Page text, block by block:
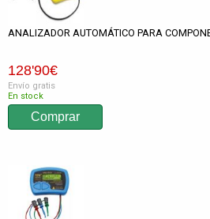
ANALIZADOR AUTOMÁTICO PARA
128'90€
Envío gratis
En stock